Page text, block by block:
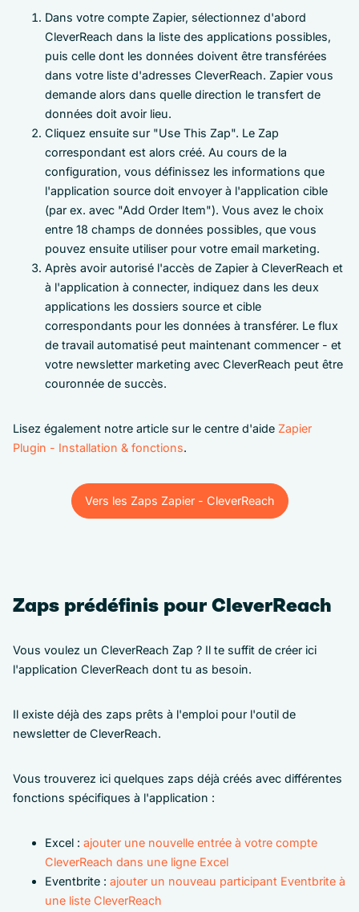
Dans votre compte Zapier, sélectionnez d'abord
CleverReach dans la liste des applications possibles,
puis celle dont les données doivent être transférées
dans votre liste d'adresses CleverReach. Zapier vous
demande alors dans quelle direction le transfert de
données doit avoir lieu.
Cliquez ensuite sur "Use This Zap". Le Zap
correspondant est alors créé. Au cours de la
configuration, vous définissez les informations que
l'application source doit envoyer à l'application cible
(par ex. avec "Add Order Item"). Vous avez le choix
entre 18 champs de données possibles, que vous
pouvez ensuite utiliser pour votre email marketing.
Après avoir autorisé l'accès de Zapier à CleverReach et
à l'application à connecter, indiquez dans les deux
applications les dossiers source et cible
correspondants pour les données à transférer. Le flux
de travail automatisé peut maintenant commencer - et
votre newsletter marketing avec CleverReach peut être
couronnée de succès.
Lisez également notre article sur le centre d'aide Zapier
Plugin - Installation & fonctions.
Vers les Zaps Zapier - CleverReach
Vers les Zaps Zapier - CleverReach
Zaps prédéfinis pour CleverReach
Vous voulez un CleverReach Zap ? Il te suffit de créer ici
l'application CleverReach dont tu as besoin.
Il existe déjà des zaps prêts à l'emploi pour l'outil de
newsletter de CleverReach.
Vous trouverez ici quelques zaps déjà créés avec différentes
fonctions spécifiques à l'application :
Excel : ajouter une nouvelle entrée à votre compte
CleverReach dans une ligne Excel
Eventbrite : ajouter un nouveau participant Eventbrite à
une liste CleverReach